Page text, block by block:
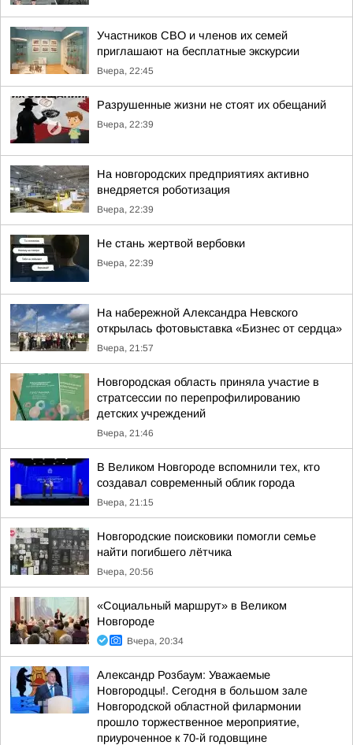
Участников СВО и членов их семей
приглашают на бесплатные экскурсии
Вчера, 22:45
Разрушенные жизни не стоят их обещаний
Вчера, 22:39
На новгородских предприятиях активно
внедряется роботизация
Вчера, 22:39
Не стань жертвой вербовки
Вчера, 22:39
На набережной Александра Невского
открылась фотовыставка «Бизнес от сердца»
Вчера, 21:57
Новгородская область приняла участие в
стратсессии по перепрофилированию
детских учреждений
Вчера, 21:46
В Великом Новгороде вспомнили тех, кто
создавал современный облик города
Вчера, 21:15
Новгородские поисковики помогли семье
найти погибшего лётчика
Вчера, 20:56
«Социальный маршрут» в Великом
Новгороде
Вчера, 20:34
Александр Розбаум: Уважаемые
Новгородцы!. Сегодня в большом зале
Новгородской областной филармонии
прошло торжественное мероприятие,
приуроченное к 70-й годовщине